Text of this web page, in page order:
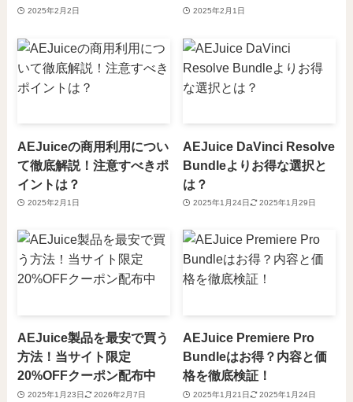
2025年2月2日 2025年2月1日
AEJuiceの商用利用につい
て徹底解説！注意すべきポ
イントは？
2025年2月1日
AEJuice DaVinci Resolve
Bundleよりお得な選択と
は？
2025年1月24日 2025年1月29日
AEJuice製品を最安で買う
方法！当サイト限定
20%OFFクーポン配布中
2025年1月23日 2026年2月7日
AEJuice Premiere Pro
Bundleはお得？内容と価
格を徹底検証！
2025年1月21日 2025年1月24日